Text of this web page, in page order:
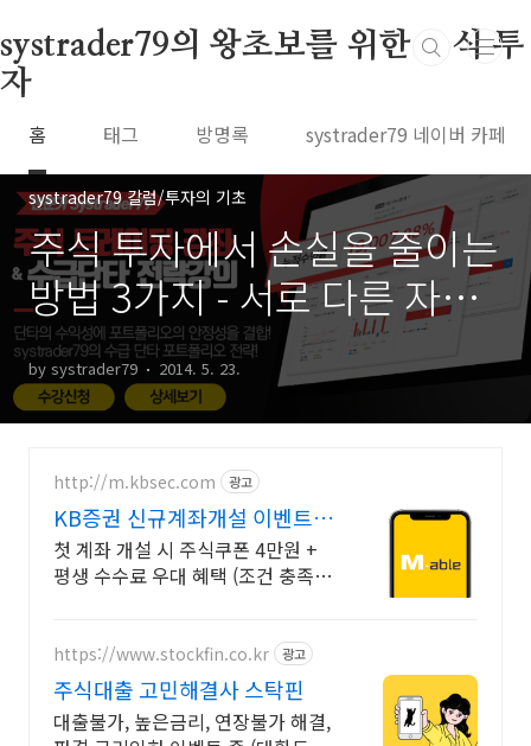
systrader79의 왕초보를 위한 주식 투
자
홈 태그 방명록 systrader79 네이버 카페
systrader79 칼럼/투자의 기초
주식 투자에서 손실을 줄이는
방법 3가지 - 서로 다른 자산
과의 혼합 (4)
by systrader79 2014. 5. 23.
http://m.kbsec.com 광고
KB증권 신규계좌개설 이벤트
국내주식쿠폰 최대 5만원
첫 계좌 개설 시 주식쿠폰 4만원 +
평생 수수료 우대 혜택 (조건 충족
https://www.stockfin.co.kr 광고
주식대출 고민해결사 스탁핀
대출불가, 높은금리, 연장불가 해결,